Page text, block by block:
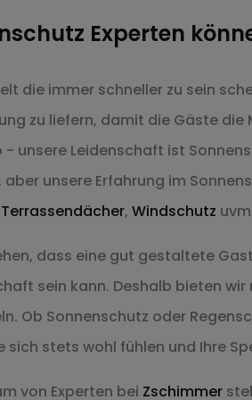
Experten
die immer schneller zu sein
zu liefern, damit die Gäste
unsere Leidenschaft ist
aber unsere Erfahrung im
Terrassendächer, Windschutz
dass eine gut gestaltete
sein kann. Deshalb bieten
Ob Sonnenschutz oder
sich stets wohl fühlen und Ihre
von Experten bei Zschimmer